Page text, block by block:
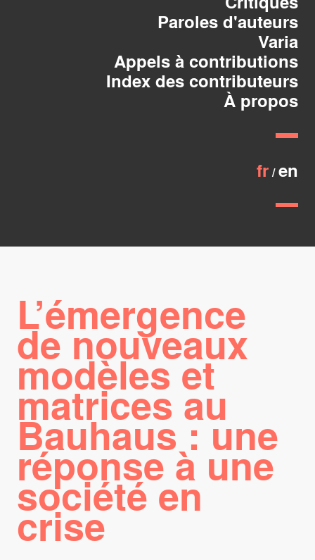
Paroles d'auteurs
Varia
Appels à contributions
Index des contributeurs
À propos
fr en
L’émergence
de nouveaux
modèles et
matrices au
Bauhaus : une
réponse à une
société en
crise